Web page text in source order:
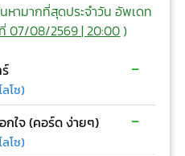
ามากที่สุดประจำวัน อัพเดท
07/08/2569 | 20:00)
ลโซ)
-
กใจ (คอร์ด ง่ายๆ)
ลโซ)
-